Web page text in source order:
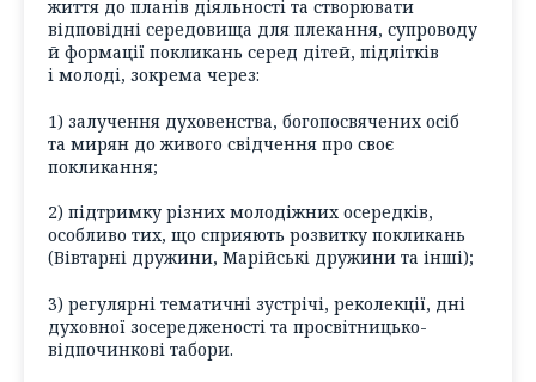
життя до планів діяльності та створювати
відповідні середовища для плекання, супроводу
й формації покликань серед дітей, підлітків
і молоді, зокрема через:
1) залучення духовенства, богопосвячених осіб
та мирян до живого свідчення про своє
покликання;
2) підтримку різних молодіжних осередків,
особливо тих, що сприяють розвитку покликань
(Вівтарні дружини, Марійські дружини та інші);
3) регулярні тематичні зустрічі, реколекції, дні
духовної зосередженості та просвітницько-
відпочинкові табори.